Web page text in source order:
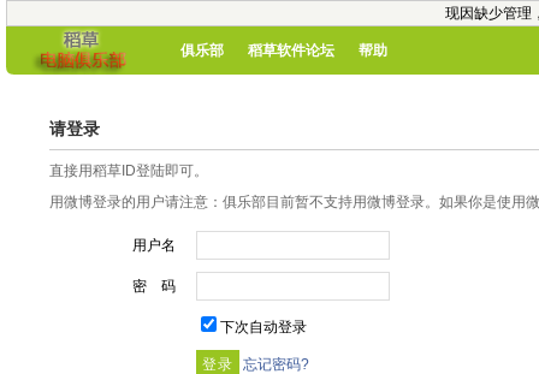
现因缺少管理
俱乐部 稻草软件论坛 帮助
请登录
直接用稻草ID登陆即可。
用微博登录的用户请注意：俱乐部目前暂不支持用微博登录。如果你是使用
用户名
密 码
下次自动登录
忘记密码?